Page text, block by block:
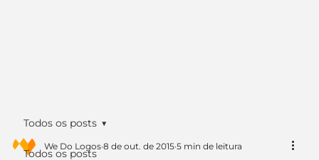
Todos os posts
Todos os posts
We Do Logos 8 de out. de 2015 5 min de leitura